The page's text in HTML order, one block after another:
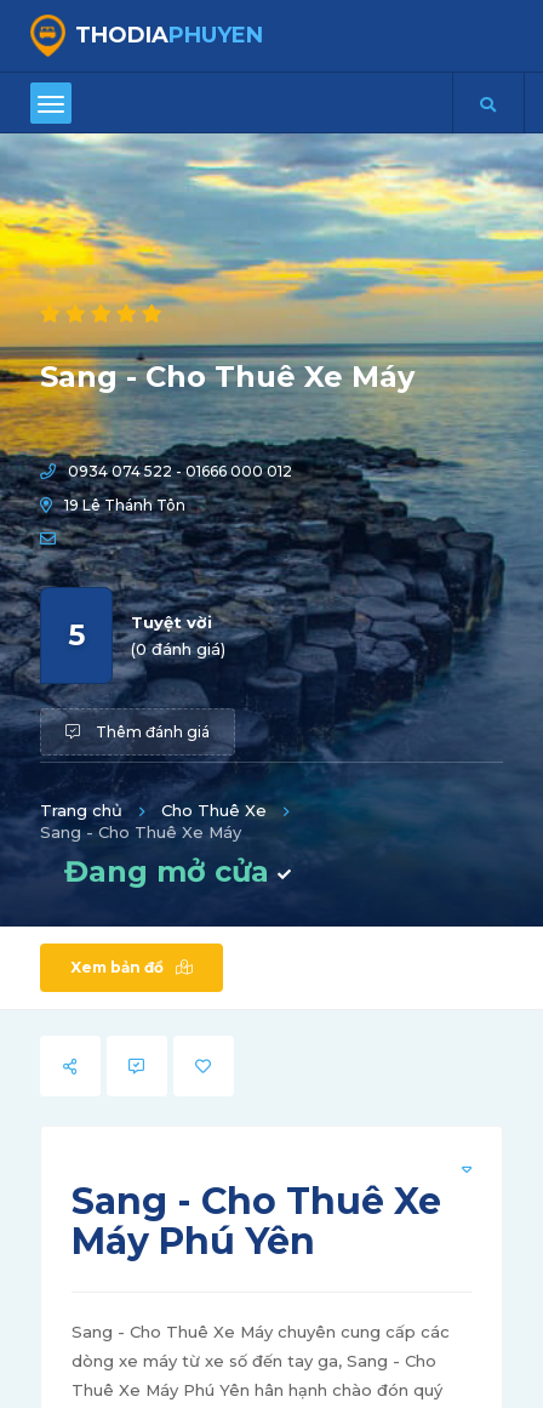
THODIAPHUYEN
Sang - Cho Thuê Xe Máy
0934 074 522 - 01666 000 012
19 Lê Thánh Tôn
Tuyệt vời
(0 đánh giá)
5
Thêm đánh giá
Trang chủ
Cho Thuê Xe
Sang - Cho Thuê Xe Máy
Đang mở cửa
Xem bản đồ
Sang - Cho Thuê Xe
Máy Phú Yên
Sang - Cho Thuê Xe Máy chuyên cung cấp các
dòng xe máy từ xe số đến tay ga, Sang - Cho
Thuê Xe Máy Phú Yên hân hạnh chào đón quý